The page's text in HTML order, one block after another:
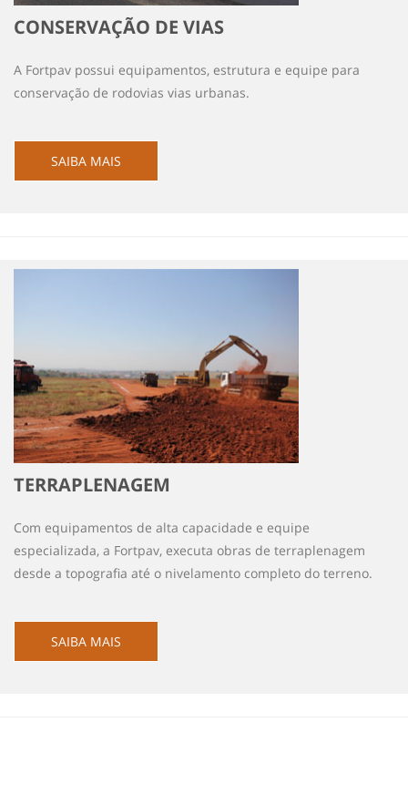
CONSERVAÇÃO DE VIAS
A Fortpav possui equipamentos, estrutura e equipe para
conservação de rodovias vias urbanas.
SAIBA MAIS
TERRAPLENAGEM
Com equipamentos de alta capacidade e equipe
especializada, a Fortpav, executa obras de terraplenagem
desde a topografia até o nivelamento completo do terreno.
SAIBA MAIS